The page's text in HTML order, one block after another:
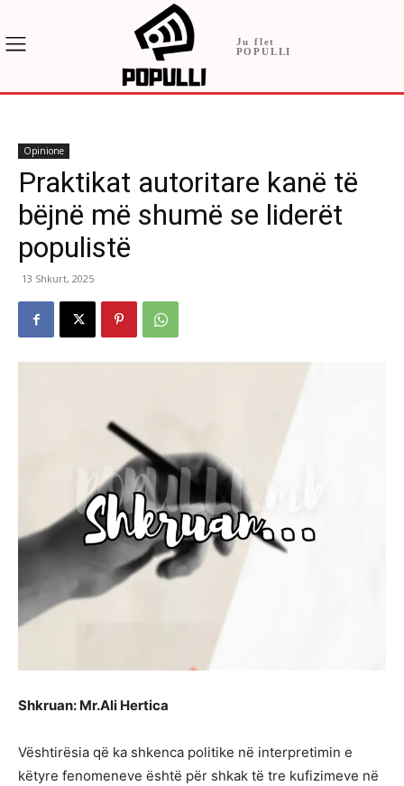
Ju flet
POPULLI
Opinione
Praktikat autoritare kanë të
bëjnë më shumë se liderët
populistë
13 Shkurt, 2025
Shkruan: Mr.Ali Hertica
Vështirësia që ka shkenca politike në interpretimin e
këtyre fenomeneve është për shkak të tre kufizimeve në